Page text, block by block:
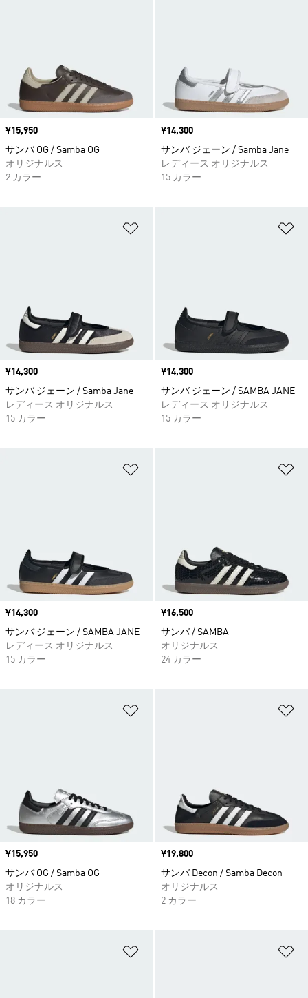
価格
¥15,950
サンバ OG / Samba OG
オリジナルス
2 カラー
価格
¥14,300
サンバ ジェーン / Samba Jane
レディース オリジナルス
15 カラー
価格
¥14,300
サンバ ジェーン / Samba Jane
レディース オリジナルス
15 カラー
価格
¥14,300
サンバ ジェーン / SAMBA JANE
レディース オリジナルス
15 カラー
価格
¥14,300
サンバ ジェーン / SAMBA JANE
レディース オリジナルス
15 カラー
価格
¥16,500
サンバ / SAMBA
オリジナルス
24 カラー
価格
¥15,950
サンバ OG / Samba OG
オリジナルス
18 カラー
価格
¥19,800
サンバ Decon / Samba Decon
オリジナルス
2 カラー